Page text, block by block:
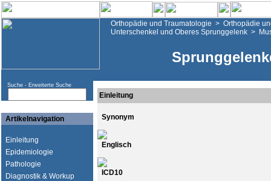
Orthopädie und Traumatologie > Orthopädie
Unterschenkel und Oberes Sprunggelenk >
Suche - Erweiterte Suche
Artikelnavigation
Einleitung
Epidemiologie
Pathologie
Diagnostik & Workup
Einleitung
Synonym
Englisch
ICD10